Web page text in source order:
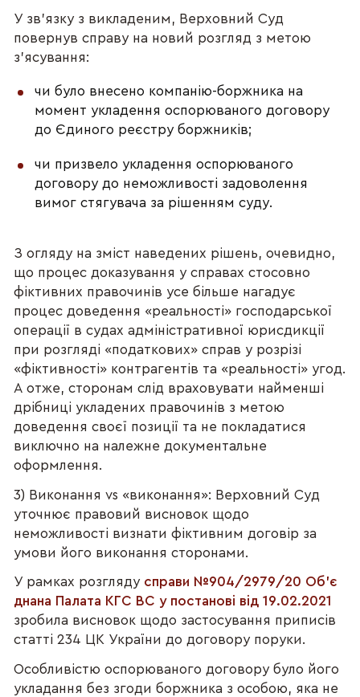
У зв'язку з викладеним, Верховний Суд
повернув справу на новий розгляд з метою
з'ясування:
чи було внесено компанію-боржника на
момент укладення оспорюваного договору
до Єдиного реєстру боржників;
чи призвело укладення оспорюваного
договору до неможливості задоволення
вимог стягувача за рішенням суду.
З огляду на зміст наведених рішень, очевидно,
що процес доказування у справах стосовно
фіктивних правочинів усе більше нагадує
процес доведення «реальності» господарської
операції в судах адміністративної юрисдикції
при розгляді «податкових» справ у розрізі
«фіктивності» контрагентів та «реальності» угод.
А отже, сторонам слід враховувати найменші
дрібниці укладених правочинів з метою
доведення своєї позиції та не покладатися
виключно на належне документальне
оформлення.
3) Виконання vs «виконання»: Верховний Суд
уточнює правовий висновок щодо
неможливості визнати фіктивним договір за
умови його виконання сторонами.
У рамках розгляду справи №904/2979/20 Об'є
днана Палата КГС ВС у постанові від 19.02.2021
зробила висновок щодо застосування приписів
статті 234 ЦК України до договору поруки.
Особливістю оспорюваного договору було його
укладання без згоди боржника з особою, яка не